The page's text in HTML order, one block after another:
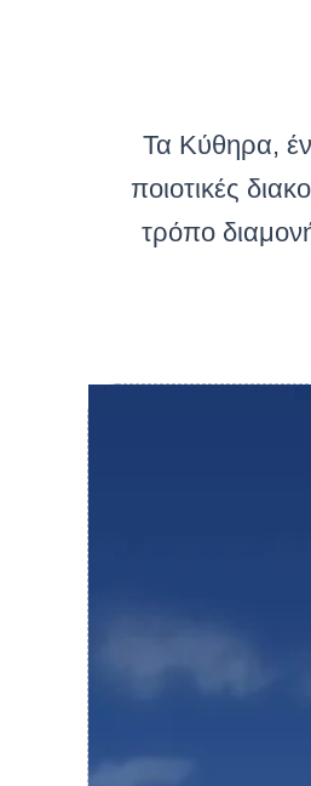
Τα Κύθηρα,
ποιοτικές
τρόπο